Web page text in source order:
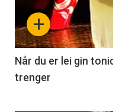
+
Når du er lei gin
trenger